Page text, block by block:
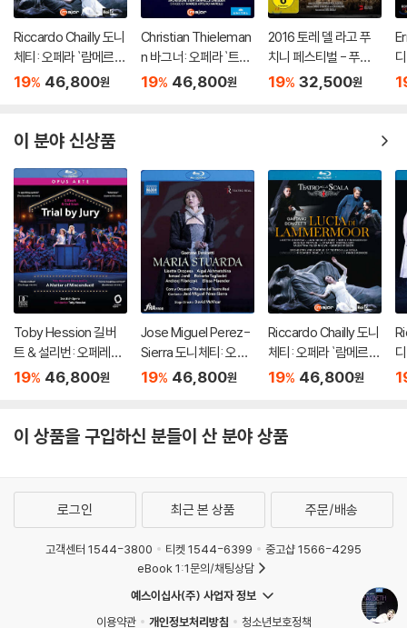
Riccardo Chailly 도니
체티: 오페라 `람메르모
르의 루치아` (Donizet
19% 46,800원
Christian Thieleman
n 바그너: 오페라 `트리
스탄과 이졸데` (Wagn
19% 46,800원
2016 토레 델 라고 푸
치니 페스티벌 - 푸치
니 ‘투란도트’ 실황 [4K
19% 32,500원
이 분야 신상품
Toby Hession 길버
트 & 설리번: 오페레타 `
배심재판` 외 (Gilbert
19% 46,800원
Jose Miguel Perez-
Sierra 도니체티: 오페
라 `마리아 스투아르다`
19% 46,800원
Riccardo Chailly 도니
체티: 오페라 `람메르모
르의 루치아` (Donizet
19% 46,800원
이 상품을 구입하신 분들이 산 분야 상품
로그인 최근 본 상품 주문/배송
고객센터 1544-3800 티켓 1544-6399
중고샵 1566-4295
eBook 1:1문의/채팅상담
예스이십사(주) 사업자 정보
이용약관
개인정보처리방침 청소년보호정책